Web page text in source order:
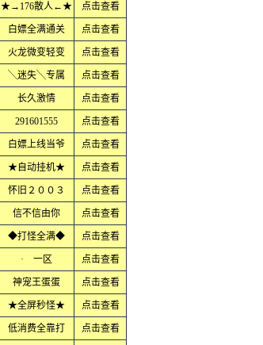
★→176散人←★ 点击查看
白嫖全满通关 点击查看
火龙微变轻变 点击查看
╲迷失╲专属 点击查看
长久激情 点击查看
291601555 点击查看
白嫖上线当爷 点击查看
★自动挂机★ 点击查看
怀旧２００３ 点击查看
信不信由你 点击查看
◆打怪全满◆ 点击查看
· 一区 点击查看
神宠王蛋蛋 点击查看
★全屏秒怪★ 点击查看
低消费全靠打 点击查看